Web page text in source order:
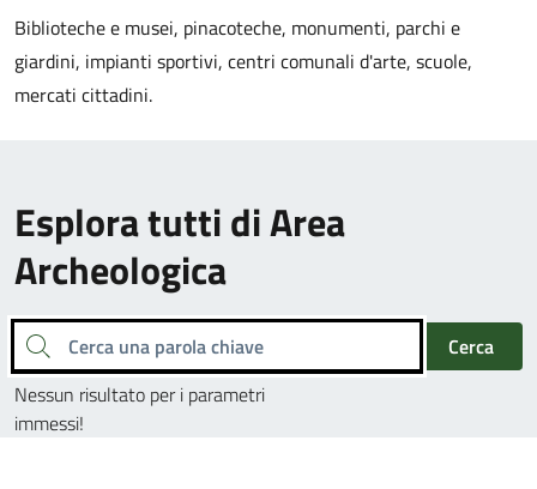
Biblioteche e musei, pinacoteche, monumenti, parchi e
giardini, impianti sportivi, centri comunali d'arte, scuole,
mercati cittadini.
Esplora tutti di Area
Archeologica
Cerca una parola chiave
Cerca
Nessun risultato per i parametri
immessi!